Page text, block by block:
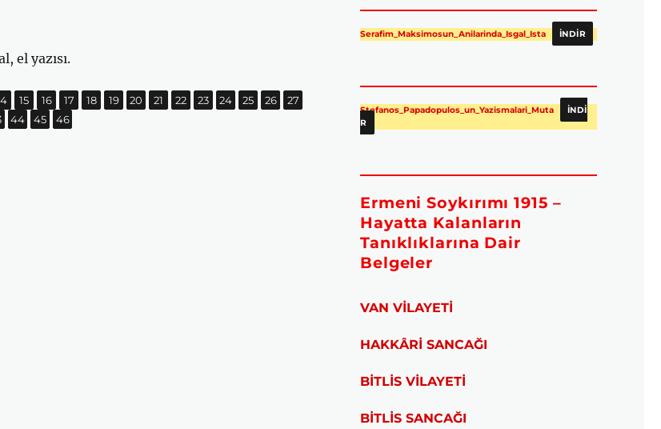
el yazısı.
, ,
Sayfa
15 ,
Sayfa
16 ,
Sayfa
17 ,
Sayfa
18 ,
Sayfa
19 ,
Sayfa
20 ,
Sayfa
21 ,
Sayfa
22 ,
Sayfa
23 ,
Sayfa
24 ,
Sayfa
25 ,
Sayfa
26 ,
Sayfa
27
,
Sayfa
44 ,
Sayfa
45 ,
Sayfa
46
Serafim_Maksimosun_Anilarinda_Isgal_Ista İNDIR
Stefanos_Papadopulos_un_Yazismalari_Muta
İNDI
R
Ermeni Soykırımı 1915 –
Hayatta Kalanların
Tanıklıklarına Dair
Belgeler
VAN VİLAYETİ
HAKKÂRİ SANCAĞI
BİTLİS VİLAYETİ
BİTLİS SANCAĞI